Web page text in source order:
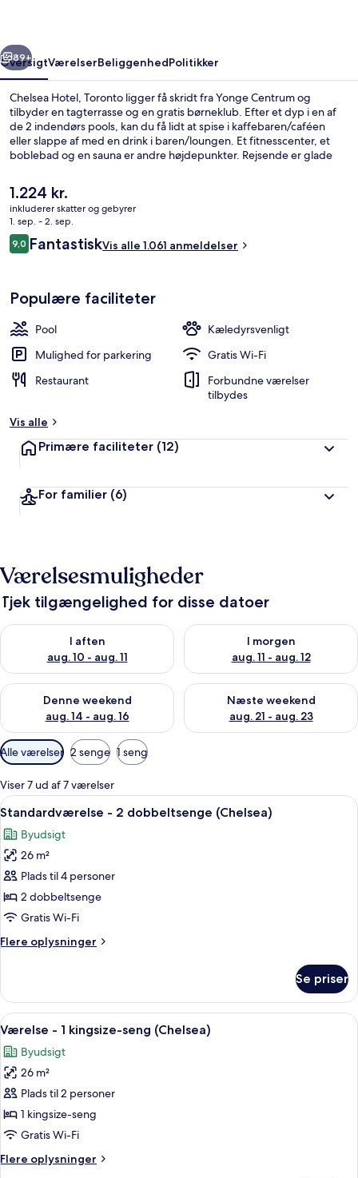
Næste
89+
OversigtVærelserBeliggenhedPolitikker
Chelsea Hotel, Toronto ligger få skridt fra Yonge Centrum og
tilbyder en tagterrasse og en gratis børneklub. Efter et dyp i en af
de 2 indendørs pools, kan du få lidt at spise i kaffebaren/caféen
eller slappe af med en drink i baren/loungen. Et fitnesscenter, et
boblebad og en sauna er andre højdepunkter. Rejsende er glade
gåtur fra offentlig transport: College Station ligger 5 minutter derfra
og Dundas St West at Yonge St Station 5 minutter væk.
Den
nuværende
pris
er
1.224 kr.
1.224 kr.
inkluderer skatter og gebyrer
1. sep. - 2. sep.
Anmeldelser
9,09,0 ud af 10.
FantastiskVis alle 1.061 anmeldelser
Populære faciliteter
Pool
Kæledyrsvenligt
Mulighed for parkering
Gratis Wi-Fi
Restaurant
Forbundne værelser
tilbydes
Vis alle
Primære faciliteter (12)
For familier (6)
Værelsesmuligheder
Tjek tilgængelighed for disse datoer
I aften
aug. 10 - aug. 11
Tjek tilgængelighed for i aften aug. 10 - aug. 11
I morgen
aug. 11 - aug. 12
Tjek tilgængelighed for i
Denne weekend
aug. 14 - aug. 16
Tjek tilgængelighed for denne weekend aug. 14 - aug. 16
Næste weekend
aug. 21 - aug. 23
Tjek tilgængelighed for næste
Tilgængelige
filtre
for
værelser
Alle værelser 2 senge 1 seng
Viser 7 ud af 7 værelser
Indlæs
alle
billeder
af
Standardværelse
-
2
(Chelsea)
Et hotelværelse med to senge, et
6
Standardværelse - 2 dobbeltsenge (Chelsea)
Byudsigt
26 m²
Plads til 4 personer
2 dobbeltsenge
Gratis Wi-Fi
Flere oplysninger
Flere
-
dobbeltsenge
Se priser
Indlæs
alle
billeder
af
Værelse
-
1
seng
Et hotelværelse med en stor seng,
6
Værelse - 1 kingsize-seng (Chelsea)
Byudsigt
26 m²
Plads til 2 personer
1 kingsize-seng
Gratis Wi-Fi
Flere oplysninger
Flere